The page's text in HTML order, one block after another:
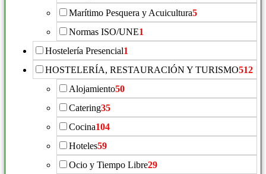
Marítimo Pesquera y Acuicultura5
Normas ISO/UNE1
Hostelería Presencial1
HOSTELERÍA, RESTAURACIÓN Y TURISMO512
Alojamiento50
Catering35
Cocina104
Hoteles59
Ocio y Tiempo Libre29